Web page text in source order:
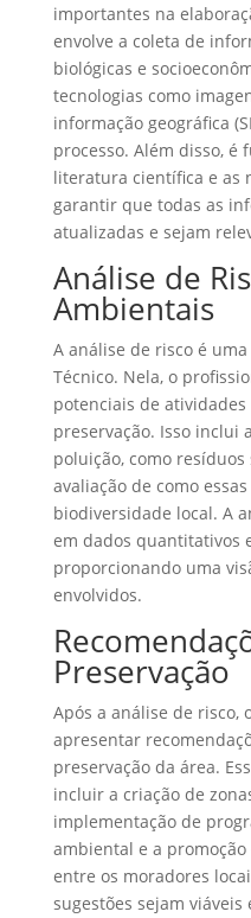
importantes na
envolve a coleta de
biológicas e
tecnologias como
informação geográfica
processo. Além disso,
literatura científica e as
garantir que todas as
atualizadas e sejam
Análise de
Ambientais
A análise de risco é
Técnico. Nela, o
potenciais de
preservação. Isso inclui
poluição, como
avaliação de como
biodiversidade local. A
em dados quantitativos
proporcionando uma
envolvidos.
Preservação
Após a análise de risco,
apresentar
preservação da área.
incluir a criação de
implementação de
ambiental e a
entre os moradores
sugestões sejam viáveis